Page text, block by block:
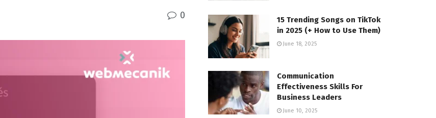
0
15 Trending Songs on TikTok
in 2025 (+ How to Use Them)
June 18, 2025
Communication
Effectiveness Skills For
Business Leaders
June 10, 2025